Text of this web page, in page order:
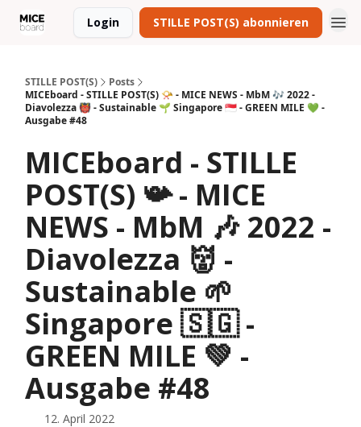
Login STILLE POST(S) abonnieren
STILLE POST(S)
Posts
MICEboard - STILLE POST(S) 📯 - MICE NEWS - MbM 🎶 2022 -
Diavolezza 👹 - Sustainable 🌱 Singapore 🇸🇬 - GREEN MILE 💚 -
Ausgabe #48
MICEboard - STILLE
POST(S) 📯 - MICE
NEWS - MbM 🎶 2022 -
Diavolezza 👹 -
Sustainable 🌱
Singapore 🇸🇬 -
GREEN MILE 💚 -
Ausgabe #48
12. April 2022